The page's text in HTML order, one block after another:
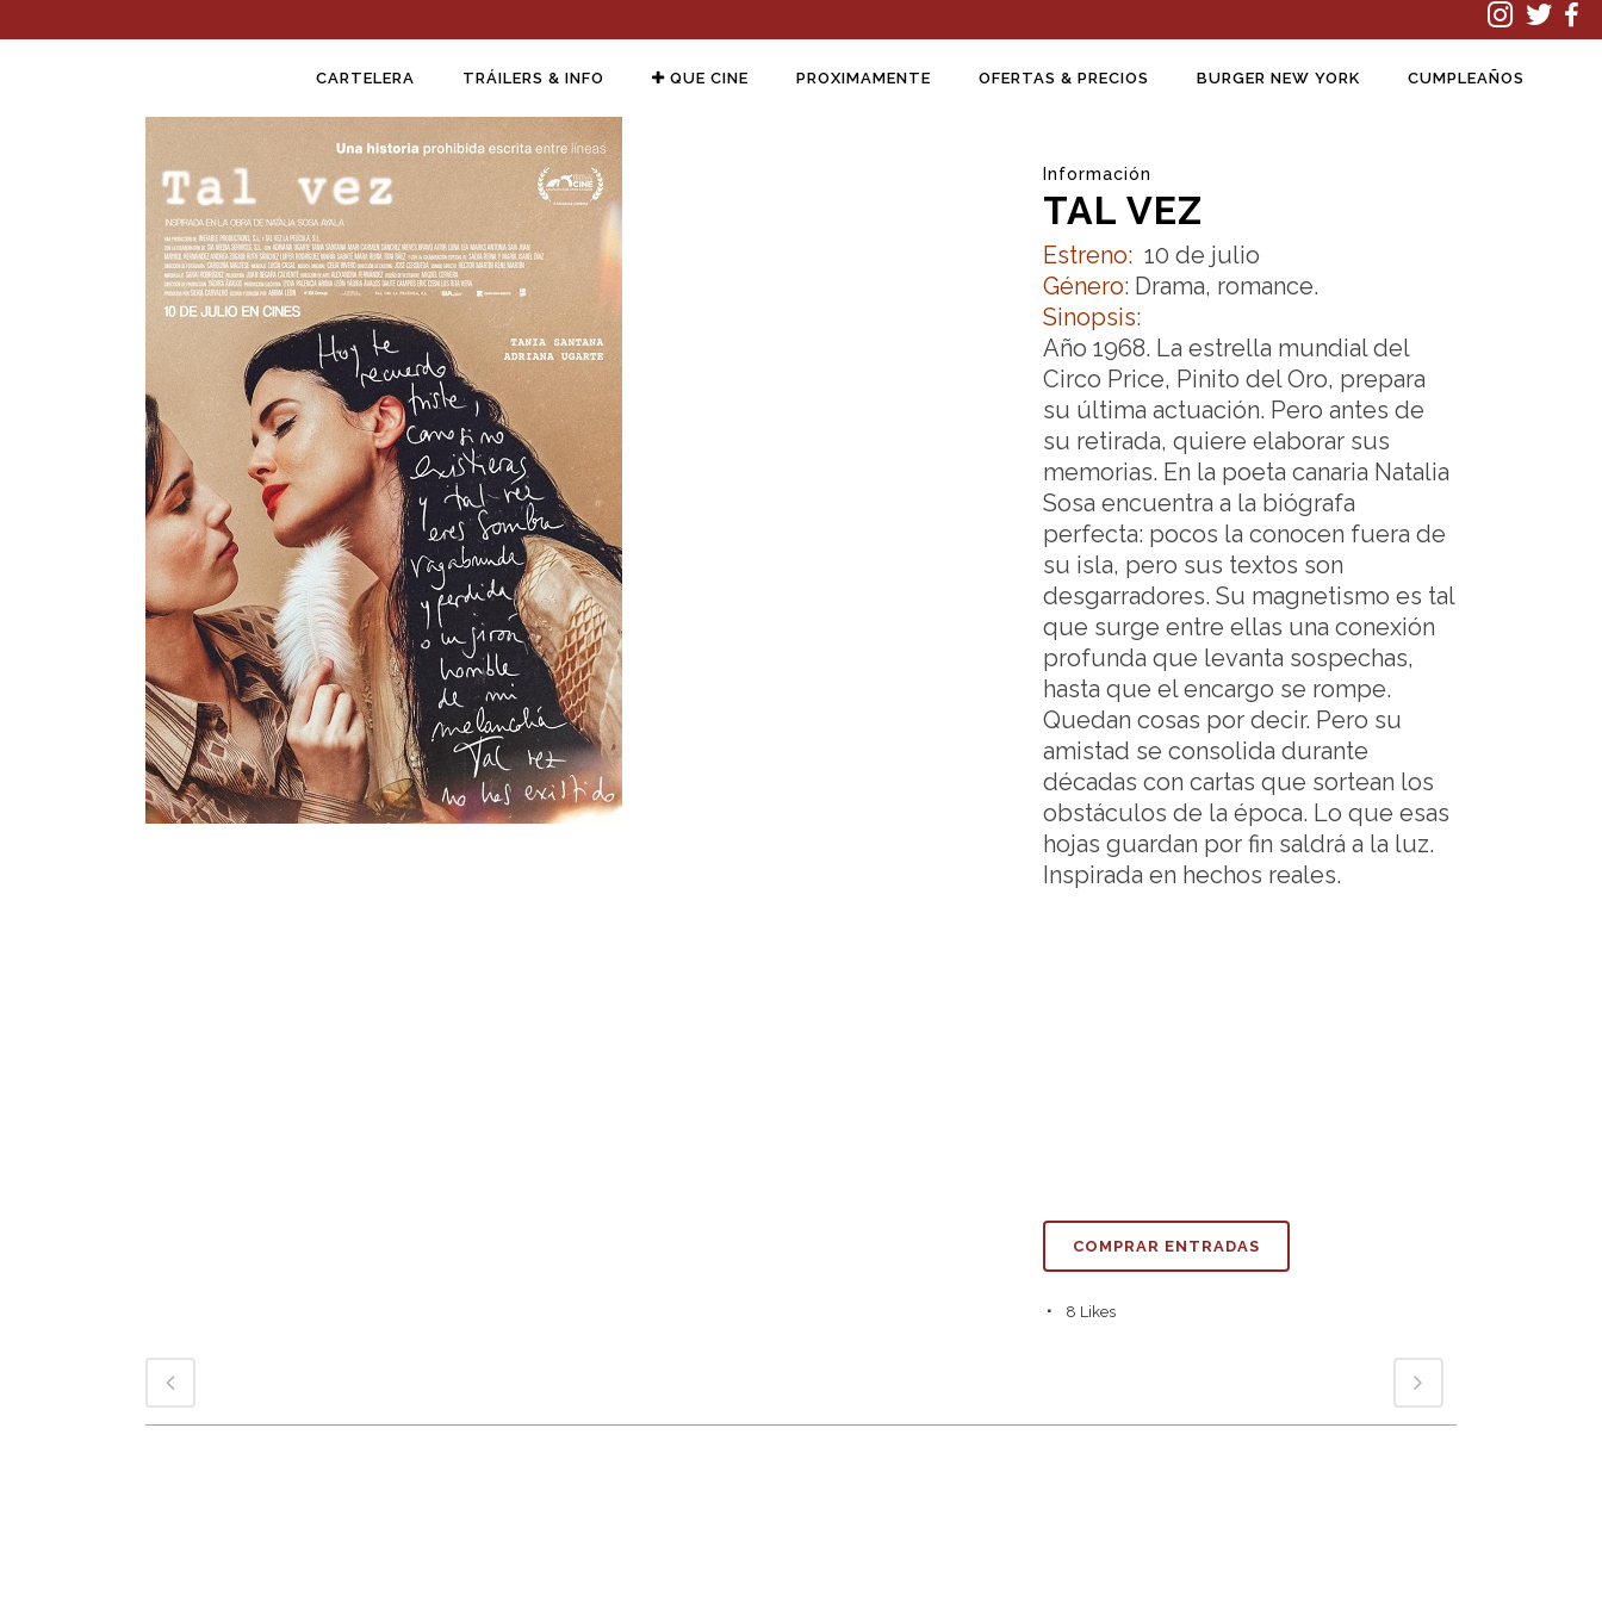
CARTELERA TRÁILERS & INFO QUE CINE PROXIMAMENTE OFERTAS & PRECIOS BURGER NEW YORK CUMPLEAÑOS
Información
TAL VEZ
Estreno: 10 de julio
Género: Drama, romance.
Sinopsis:
Año 1968. La estrella mundial del
Circo Price, Pinito del Oro, prepara
su última actuación. Pero antes de
su retirada, quiere elaborar sus
memorias. En la poeta canaria Natalia
Sosa encuentra a la biógrafa
perfecta: pocos la conocen fuera de
su isla, pero sus textos son
desgarradores. Su magnetismo es tal
que surge entre ellas una conexión
profunda que levanta sospechas,
hasta que el encargo se rompe.
Quedan cosas por decir. Pero su
amistad se consolida durante
décadas con cartas que sortean los
obstáculos de la época. Lo que esas
hojas guardan por fin saldrá a la luz.
Inspirada en hechos reales.
COMPRAR ENTRADAS
8 Likes